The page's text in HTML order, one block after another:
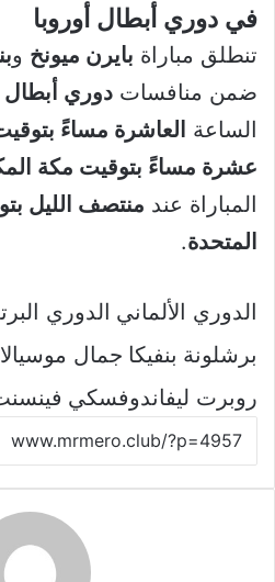
في دوري أبطال أوروبا
تنطلق مباراة بايرن ميونخ و
ضمن منافسات دوري أبطال
الساعة العاشرة مساءً
عشرة مساءً بتوقيت مكة
المباراة عند منتصف الليل
المتحدة.
الدوري الألماني الدوري
برشلونة بنفيكا جمال موسيالا
روبرت ليفاندوفسكي